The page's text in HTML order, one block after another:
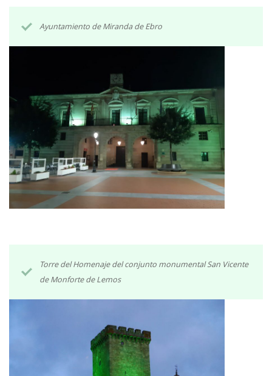
Ayuntamiento de Miranda de Ebro
Torre del Homenaje del conjunto monumental San Vicente
de Monforte de Lemos